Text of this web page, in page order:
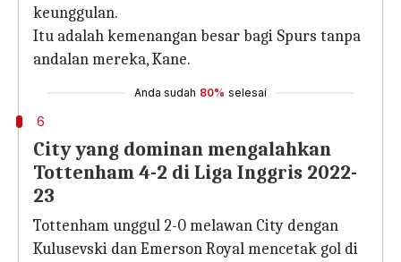
keunggulan.
Itu adalah kemenangan besar bagi Spurs tanpa
andalan mereka, Kane.
Anda sudah 80% selesai
6
City yang dominan mengalahkan
Tottenham 4-2 di Liga Inggris 2022-
23
Tottenham unggul 2-0 melawan City dengan
Kulusevski dan Emerson Royal mencetak gol di